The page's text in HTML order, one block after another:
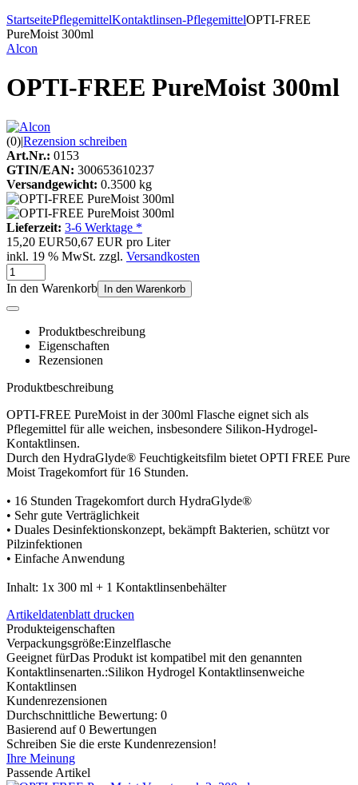
StartseitePflegemittelKontaktlinsen-PflegemittelOPTI-FREE
PureMoist 300ml
Alcon
OPTI-FREE PureMoist 300ml
(0)|Rezension schreiben
Art.Nr.: 0153
GTIN/EAN: 300653610237
Versandgewicht: 0.3500 kg
Lieferzeit: 3-6 Werktage *
15,20 EUR50,67 EUR pro Liter
inkl. 19 % MwSt. zzgl. Versandkosten
In den Warenkorb In den Warenkorb
Produktbeschreibung
Eigenschaften
Rezensionen
Produktbeschreibung
OPTI-FREE PureMoist in der 300ml Flasche eignet sich als
Pflegemittel für alle weichen, insbesondere Silikon-Hydrogel-
Kontaktlinsen.
Durch den HydraGlyde® Feuchtigkeitsfilm bietet OPTI FREE Pure
Moist Tragekomfort für 16 Stunden.
• 16 Stunden Tragekomfort durch HydraGlyde®
• Sehr gute Verträglichkeit
• Duales Desinfektionskonzept, bekämpft Bakterien, schützt vor
Pilzinfektionen
• Einfache Anwendung
Inhalt: 1x 300 ml + 1 Kontaktlinsenbehälter
Artikeldatenblatt drucken
Produkteigenschaften
Verpackungsgröße:Einzelflasche
Geeignet fürDas Produkt ist kompatibel mit den genannten
Kontaktlinsenarten.:Silikon Hydrogel Kontaktlinsenweiche
Kontaktlinsen
Kundenrezensionen
Durchschnittliche Bewertung: 0
Basierend auf 0 Bewertungen
Schreiben Sie die erste Kundenrezension!
Ihre Meinung
Passende Artikel